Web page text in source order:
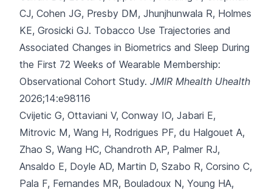
CJ, Cohen JG, Presby DM, Jhunjhunwala R, Holmes
KE, Grosicki GJ. Tobacco Use Trajectories and
Associated Changes in Biometrics and Sleep During
the First 72 Weeks of Wearable Membership:
Observational Cohort Study. JMIR Mhealth Uhealth
2026;14:e98116
Cvijetic G, Ottaviani V, Conway IO, Jabari E,
Mitrovic M, Wang H, Rodrigues PF, du Halgouet A,
Zhao S, Wang HC, Chandroth AP, Palmer RJ,
Ansaldo E, Doyle AD, Martin D, Szabo R, Corsino C,
Pala F, Fernandes MR, Bouladoux N, Young HA,